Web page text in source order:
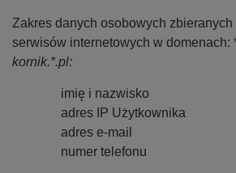
Zakres danych osobowych
serwisów internetowych w domenach:
kornik.*.pl:
imię i nazwisko
adres IP Użytkownika
adres e-mail
numer telefonu